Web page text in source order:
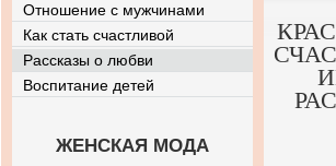
Отношение с мужчинами
Как стать счастливой
Рассказы о любви
Воспитание детей
ЖЕНСКАЯ МОДА